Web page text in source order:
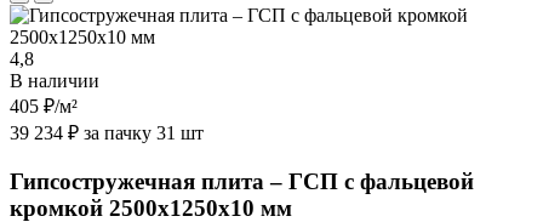
4,8
В наличии
405 ₽/м²
39 234 ₽ за пачку 31 шт
Гипсостружечная плита – ГСП с фальцевой
кромкой 2500х1250х10 мм